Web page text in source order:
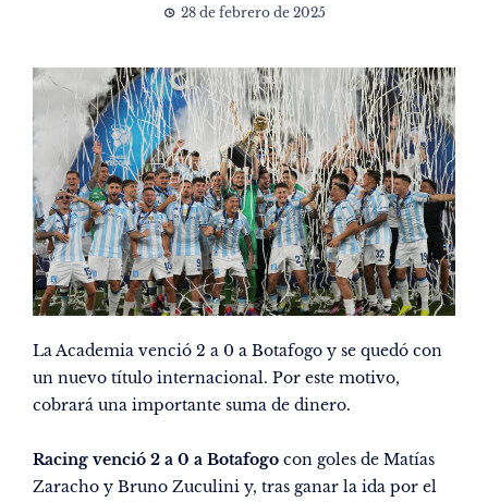
28 de febrero de 2025
La Academia venció 2 a 0 a Botafogo y se quedó con
un nuevo título internacional. Por este motivo,
cobrará una importante suma de dinero.
Racing venció 2 a 0 a Botafogo con goles de Matías
Zaracho y Bruno Zuculini y, tras ganar la ida por el